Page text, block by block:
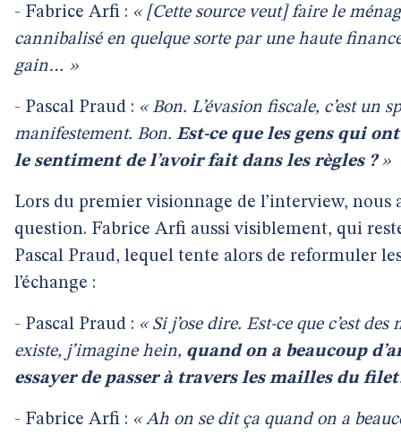
- Fabrice Arfi : « [Cette source veut] faire le
cannibalisé en quelque sorte par une haute
gain… »
- Pascal Praud : « Bon. L’évasion fiscale, c’est
manifestement. Bon. Est-ce que les gens qui
le sentiment de l’avoir fait dans les règles ?»
Lors du premier visionnage de l’interview, nous
question. Fabrice Arfi aussi visiblement, qui
Pascal Praud, lequel tente alors de reformuler
l’échange :
- Pascal Praud : « Si j’ose dire. Est-ce que c’est
existe, j’imagine hein, quand on a beaucoup
essayer de passer à travers les mailles du
- Fabrice Arfi : « Ah on se dit ça quand on a